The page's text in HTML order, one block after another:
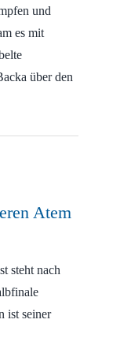
und
es mit
über den
Atem
steht nach
ist seiner